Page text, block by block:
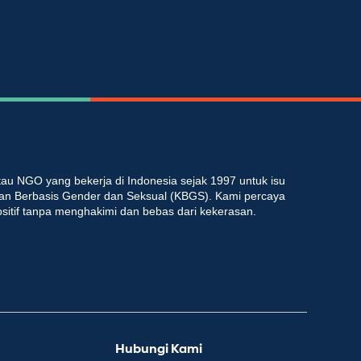
NGO yang bekerja di Indonesia sejak 1997 untuk isu
Berbasis Gender dan Seksual (KBGS). Kami percaya
tanpa menghakimi dan bebas dari kekerasan.
Hubungi Kami